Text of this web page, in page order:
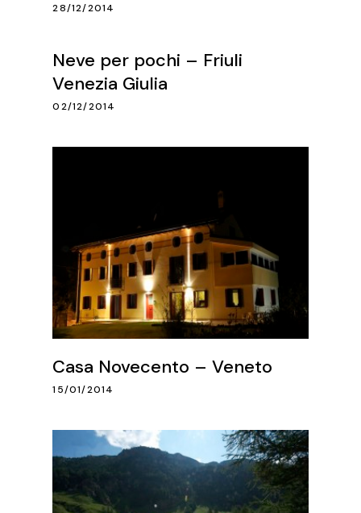
28/12/2014
Neve per pochi – Friuli
Venezia Giulia
02/12/2014
Casa Novecento – Veneto
15/01/2014